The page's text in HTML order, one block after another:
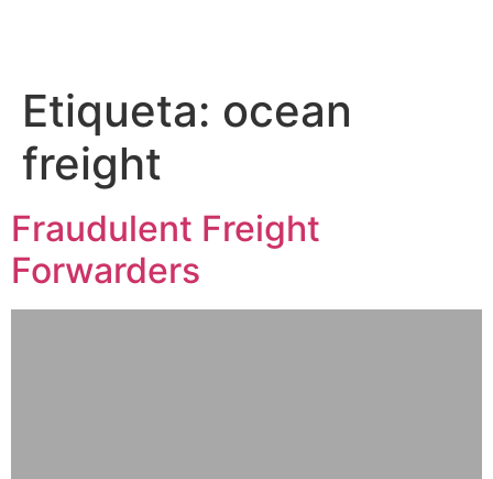
Etiqueta: ocean
freight
Fraudulent Freight
Forwarders